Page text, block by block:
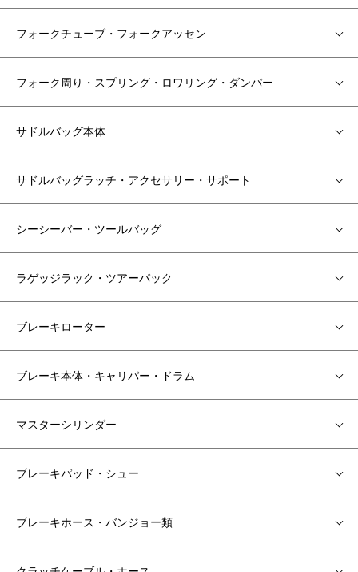
フォークチューブ・フォークアッセン
フォーク周り・スプリング・ロワリング・ダンパー
サドルバッグ本体
サドルバッグラッチ・アクセサリー・サポート
シーシーバー・ツールバッグ
ラゲッジラック・ツアーパック
ブレーキローター
ブレーキ本体・キャリパー・ドラム
マスターシリンダー
ブレーキパッド・シュー
ブレーキホース・バンジョー類